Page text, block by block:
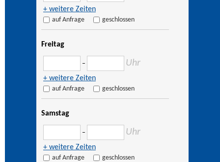
+ weitere Zeiten
auf Anfrage geschlossen
Freitag
– Uhr
+ weitere Zeiten
auf Anfrage geschlossen
Samstag
– Uhr
+ weitere Zeiten
auf Anfrage geschlossen